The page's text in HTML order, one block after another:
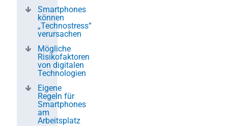
Smartphones
können
„Technostress“
verursachen
Mögliche
Risikofaktoren
von digitalen
Technologien
Eigene
Regeln für
Smartphones
am
Arbeitsplatz